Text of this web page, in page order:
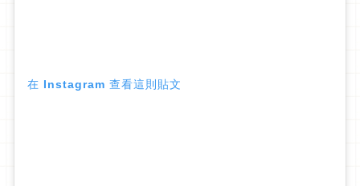
在 Instagram 查看這則貼文